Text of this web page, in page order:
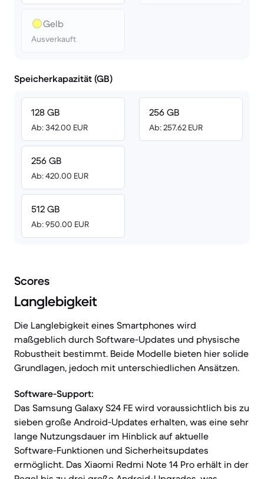
Gelb
Ausverkauft
Speicherkapazität (GB)
128 GB
Ab: 342.00 EUR
256 GB
Ab: 420.00 EUR
512 GB
Ab: 950.00 EUR
256 GB
Ab: 257.62 EUR
Scores
Langlebigkeit
Die Langlebigkeit eines Smartphones wird
maßgeblich durch Software-Updates und physische
Robustheit bestimmt. Beide Modelle bieten hier solide
Grundlagen, jedoch mit unterschiedlichen Ansätzen.
Software-Support:
Das Samsung Galaxy S24 FE wird voraussichtlich bis zu
sieben große Android-Updates erhalten, was eine sehr
lange Nutzungsdauer im Hinblick auf aktuelle
Software-Funktionen und Sicherheitsupdates
ermöglicht. Das Xiaomi Redmi Note 14 Pro erhält in der